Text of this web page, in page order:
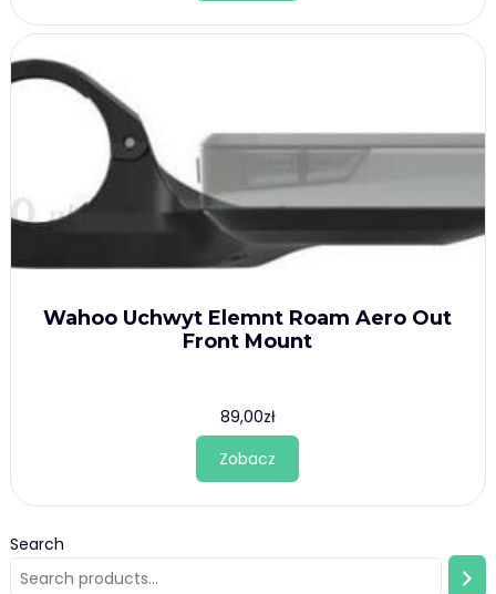
Wahoo Uchwyt Elemnt Roam Aero Out
Front Mount
89,00zł
Zobacz
Search